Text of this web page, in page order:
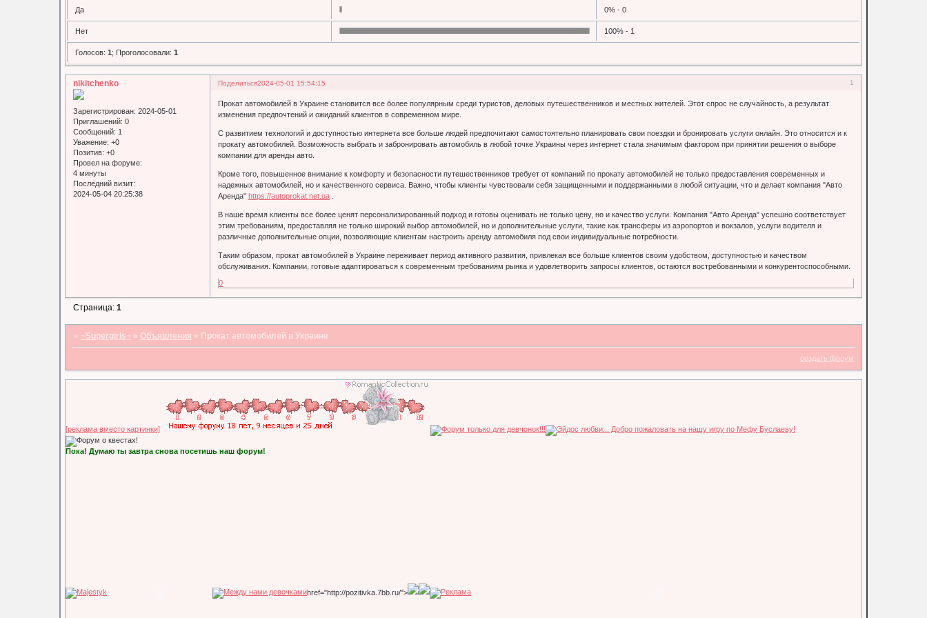
Да 0% - 0
Нет 100% - 1
Голосов:1; Проголосовали:1
Поделиться 1
2024-05-01 15:54:15
nikitchenko
Зарегистрирован: 2024-05-01
Приглашений: 0
Сообщений: 1
Уважение: +0
Позитив: +0
Провел на форуме:
4 минуты
Последний визит:
2024-05-04 20:25:38
Прокат автомобилей в Украине становится все более популярным среди туристов, деловых путешественников и местных жителей. Этот спрос не случайность, а результат
изменения предпочтений и ожиданий клиентов в современном мире.
С развитием технологий и доступностью интернета все больше людей предпочитают самостоятельно планировать свои поездки и бронировать услуги онлайн. Это относится и к
прокату автомобилей. Возможность выбрать и забронировать автомобиль в любой точке Украины через интернет стала значимым фактором при принятии решения о выборе
компании для аренды авто.
Кроме того, повышенное внимание к комфорту и безопасности путешественников требует от компаний по прокату автомобилей не только предоставления современных и
надежных автомобилей, но и качественного сервиса. Важно, чтобы клиенты чувствовали себя защищенными и поддержанными в любой ситуации, что и делает компания "Авто
Аренда"https://autoprokat.net.ua
В наше время клиенты все более ценят персонализированный подход и готовы оценивать не только цену, но и качество услуги. Компания "Авто Аренда" успешно соответствует
этим требованиям, предоставляя не только широкий выбор автомобилей, но и дополнительные услуги, такие как трансферы из аэропортов и вокзалов, услуги водителя и
различные дополнительные опции, позволяющие клиентам настроить аренду автомобиля под свои индивидуальные потребности.
Таким образом, прокат автомобилей в Украине переживает период активного развития, привлекая все больше клиентов своим удобством, доступностью и качеством
обслуживания. Компании, готовые адаптироваться к современным требованиям рынка и удовлетворить запросы клиентов, остаются востребованными и конкурентоспособными.
0
Страница:1
» ~Supergirls~ » Объявления » Прокат автомобилей в Украине
создать форум
[реклама вместо картинки]
Пока! Думаю ты завтра снова посетишь наш форум!
href="http://pozitivka.7bb.ru/">